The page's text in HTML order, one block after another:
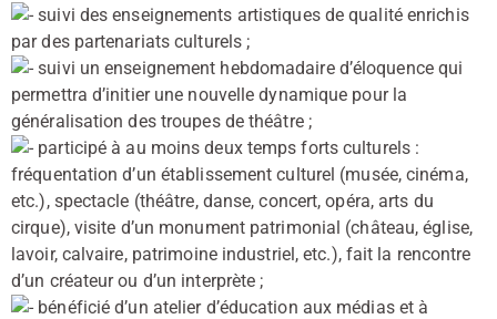
suivi des enseignements artistiques de qualité enrichis
par des partenariats culturels ;
suivi un enseignement hebdomadaire d’éloquence qui
permettra d’initier une nouvelle dynamique pour la
généralisation des troupes de théâtre ;
participé à au moins deux temps forts culturels :
fréquentation d’un établissement culturel (musée, cinéma,
etc.), spectacle (théâtre, danse, concert, opéra, arts du
cirque), visite d’un monument patrimonial (château, église,
lavoir, calvaire, patrimoine industriel, etc.), fait la rencontre
d’un créateur ou d’un interprète ;
bénéficié d’un atelier d’éducation aux médias et à